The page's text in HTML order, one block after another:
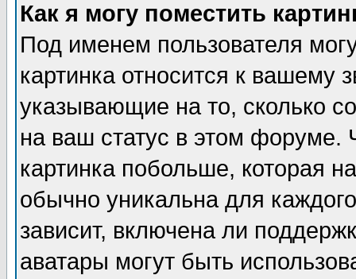
Как я могу поместить
Под именем пользователя
картинка относится к вашему
указывающие на то, сколько
на ваш статус в этом форуме.
картинка побольше, которая
обычно уникальна для
зависит, включена ли
аватары могут быть